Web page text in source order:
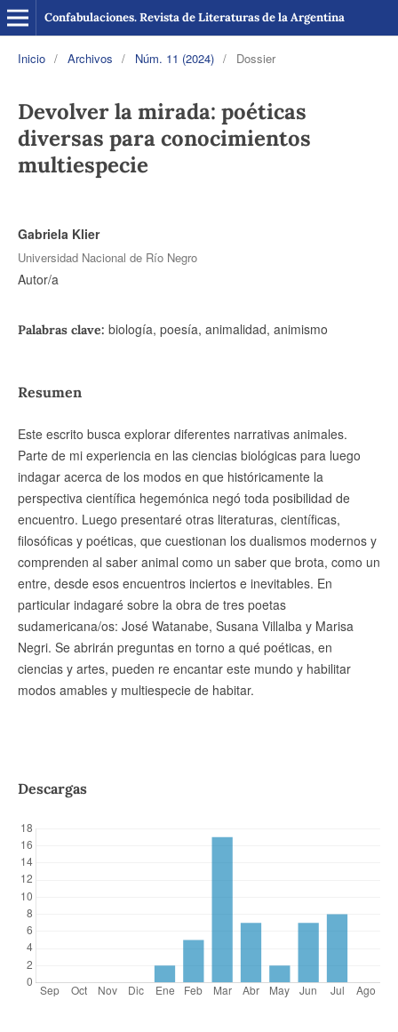
Confabulaciones. Revista de Literaturas de la Argentina
Inicio / Archivos / Núm. 11 (2024) / Dossier
Devolver la mirada: poéticas
diversas para conocimientos
multiespecie
Gabriela Klier
Universidad Nacional de Río Negro
Autor/a
Palabras clave: biología, poesía, animalidad, animismo
Resumen
Este escrito busca explorar diferentes narrativas animales.
Parte de mi experiencia en las ciencias biológicas para luego
indagar acerca de los modos en que históricamente la
perspectiva científica hegemónica negó toda posibilidad de
encuentro. Luego presentaré otras literaturas, científicas,
filosóficas y poéticas, que cuestionan los dualismos modernos y
comprenden al saber animal como un saber que brota, como un
entre, desde esos encuentros inciertos e inevitables. En
particular indagaré sobre la obra de tres poetas
sudamericana/os: José Watanabe, Susana Villalba y Marisa
Negri. Se abrirán preguntas en torno a qué poéticas, en
ciencias y artes, pueden re encantar este mundo y habilitar
modos amables y multiespecie de habitar.
Descargas